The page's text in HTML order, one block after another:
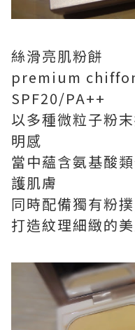
絲滑亮肌粉餅
premium
SPF20/PA++
以多種微粒子粉
明感
當中蘊含氨基酸
護肌膚
同時配備獨有粉
打造紋理細緻的